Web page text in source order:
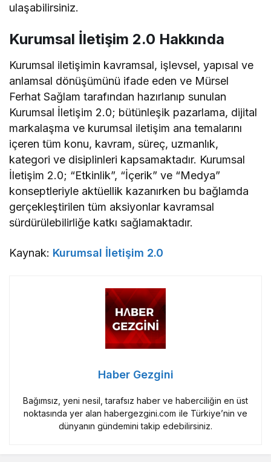
ulaşabilirsiniz.
Kurumsal İletişim 2.0 Hakkında
Kurumsal iletişimin kavramsal, işlevsel, yapısal ve
anlamsal dönüşümünü ifade eden ve Mürsel
Ferhat Sağlam tarafından hazırlanıp sunulan
Kurumsal İletişim 2.0; bütünleşik pazarlama, dijital
markalaşma ve kurumsal iletişim ana temalarını
içeren tüm konu, kavram, süreç, uzmanlık,
kategori ve disiplinleri kapsamaktadır. Kurumsal
İletişim 2.0; “Etkinlik”, “İçerik” ve “Medya”
konseptleriyle aktüellik kazanırken bu bağlamda
gerçekleştirilen tüm aksiyonlar kavramsal
sürdürülebilirliğe katkı sağlamaktadır.
Kaynak: Kurumsal İletişim 2.0
Haber Gezgini
Bağımsız, yeni nesil, tarafsız haber ve haberciliğin en üst
noktasında yer alan habergezgini.com ile Türkiye’nin ve
dünyanın gündemini takip edebilirsiniz.